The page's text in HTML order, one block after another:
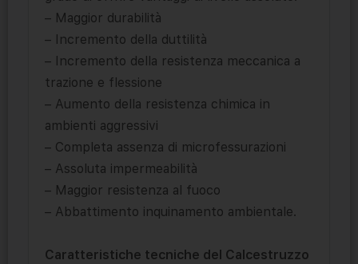
– Maggior durabilità
– Incremento della duttilità
– Incremento della resistenza meccanica a
trazione e flessione
– Aumento della resistenza chimica in
ambienti aggressivi
– Completa assenza di microfessurazioni
– Assoluta impermeabilità
– Maggior resistenza al fuoco
– Abbattimento inquinamento ambientale.
Caratteristiche tecniche del Calcestruzzo